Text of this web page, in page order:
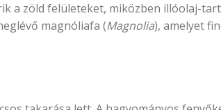
a zöld felületeket, miközben illóolaj-
magnóliafa (Magnolia), amelyet